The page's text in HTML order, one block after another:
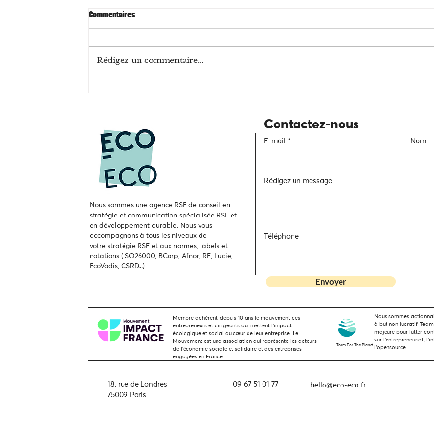
Commentaires
Rédigez un commentaire...
Nous sommes une agence RSE de conseil en
stratégie et communication spécialisée RSE et
en développement durable. Nous vous
accompagnons à tous les niveaux de
votrestratégie RSE et aux normes, labels et
notations (ISO26000, BCorp, Afnor, RE, Lucie,
EcoVadis, CSRD...)
Contactez-nous
E-mail Nom
Rédigez un message
Téléphone
Envoyer
Membre adhérent, depuis 10 ans le mouvement des
entrepreneurs et dirigeants qui mettent l’impact
écologique et social au cœur de leur entreprise. Le
Mouvement est une association qui représente les acteurs
de l'économie sociale et solidaire et des entreprises
engagées en France
Nous sommes
à but non lucratif,
majeure pour lutter
sur l'entrepreneuriat,
l'opensource
Team For The Planet
18, rue de Londres
75009 Paris
09 67 51 01 77 hello@eco-eco.fr